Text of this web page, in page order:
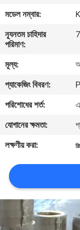
কারখানা
ভ্রমণ
মান
নিয়ন্ত্রণ
যোগাযোগ
করুন
উদ্ধৃতির
জন্য
আবেদন
মডেল নম্বার:
ন্যূনতম চাহিদার
পরিমাণ:
মূল্য:
প্যাকেজিং বিবরণ:
পরিশোধের শর্ত:
যোগানের ক্ষমতা:
লক্ষণীয় করা: